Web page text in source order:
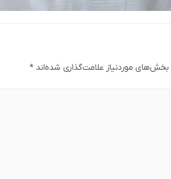
بخش‌های موردنیاز علامت‌گذاری شده‌اند *